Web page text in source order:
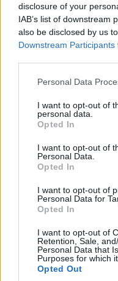
disclosure of your
IAB’s list of downstream
also be disclosed by us
Downstream Participants
Please note that this
not limited to your visit
grant or deny consent to
use your data for below
consent section.
Personal Data
I want to opt-out of
personal data.
Opted In
I want to opt-out of
Personal Data.
Opted In
I want to opt-out of
Personal Data for
Opted In
I want to opt-out of
Retention, Sale,
Personal Data that
Purposes for which
Opted Out
Joe Bonsor, a Londoni
a Bath Egyetem
előző filmek.
fog ez a
és a közelmúlt
példányokat.
meg az egyensúlyt
film
található tollak -
húsevő dinók. A
mutatják be a